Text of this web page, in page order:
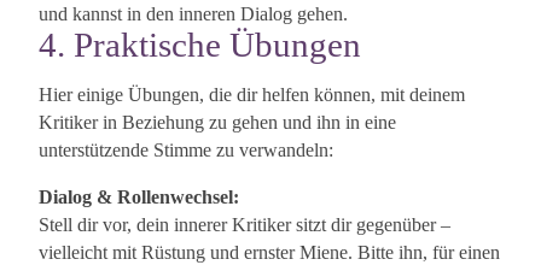
und kannst in den inneren Dialog gehen.
4. Praktische Übungen
Hier einige Übungen, die dir helfen können, mit deinem
Kritiker in Beziehung zu gehen und ihn in eine
unterstützende Stimme zu verwandeln:
Dialog & Rollenwechsel:
Stell dir vor, dein innerer Kritiker sitzt dir gegenüber –
vielleicht mit Rüstung und ernster Miene. Bitte ihn, für einen